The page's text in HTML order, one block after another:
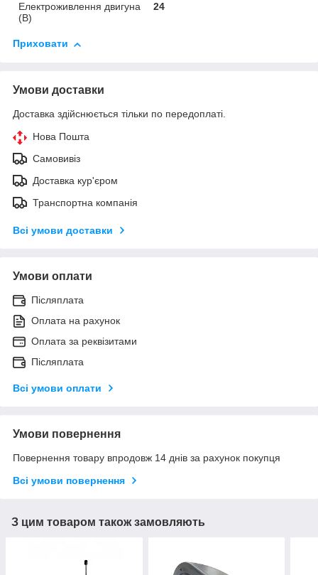
Електроживлення двигуна
(В)
24
Приховати
Умови доставки
Доставка здійснюється тільки по передоплаті.
Нова Пошта
Самовивіз
Доставка кур'єром
Транспортна компанія
Всі умови доставки
Умови оплати
Післяплата
Оплата на рахунок
Оплата за реквізитами
Післяплата
Всі умови оплати
Умови повернення
Повернення товару впродовж 14 днів за рахунок покупця
Всі умови повернення
З цим товаром також замовляють